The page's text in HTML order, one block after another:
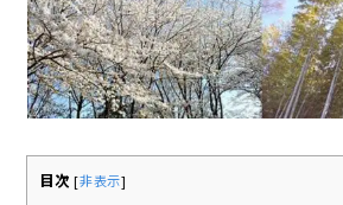
目次 [非表示]